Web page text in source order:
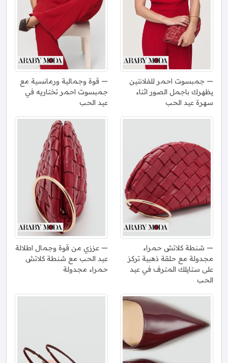
جمبسوت احمر للفلانتين
يظهرك باجمل الصور اثناء
سهرة عيد الحب
قوة وجمالية ورمانسية مع
جمبسوت احمر تختاريه في
عيد الحب
شنطة كلاتش حمراء
مجدولة مع حلقة ذهبية تركز
على ستايلك المترف في عيد
الحب
عززي من قوة وجمال اطلالة
عيد الحب مع شنطة كلاتش
حمراء مجدولة